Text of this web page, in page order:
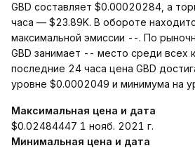
GBD составляет $0.00020284, а
часа — $23.89K. В обороте
максимальной эмиссии --. По
GBD занимает -- место среди всех
последние 24 часа цена GBD
уровне $0.0002049 и минимума на
Максимальная цена и дата
$0.02484447 1 нояб. 2021 г.
Минимальная цена и дата